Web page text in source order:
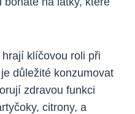
​hrají klíčovou roli při⁣
důležité konzumovat
zdravou funkci
citrony, a